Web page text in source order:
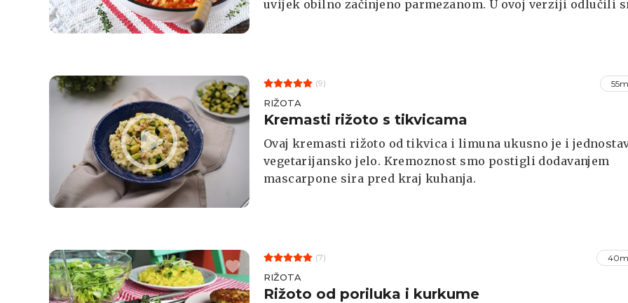
uvijek obilno začinjeno parmezanom. U ovoj verziji odlučili
(9)
RIŽOTA
Kremasti rižoto s tikvicama
Ovaj kremasti rižoto od tikvica i limuna ukusno je i
vegetarijansko jelo. Kremoznost smo postigli dodavanjem
mascarpone sira pred kraj kuhanja.
(7)
RIŽOTA
Rižoto od poriluka i kurkume